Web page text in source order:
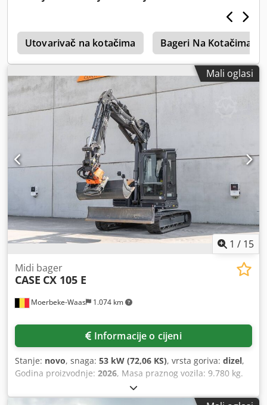
Utovarivač na kotačima Bageri Na Kotačima
Mali oglasi
1 / 15
Moerbeke-Waas 1.074 km
Midi bager
CASE CX 105 E
Informacije o cijeni
Stanje: novo, snaga: 53 kW (72,06 KS), vrsta goriva: dizel,
Godina proizvodnje: 2026, Masa praznog vozila: 9.780 kg.
Crjdpfx Alezrrw Ajyjf Za dodatne informacije obratite se
odjelu prodaje tvrtke KEY-TEC.